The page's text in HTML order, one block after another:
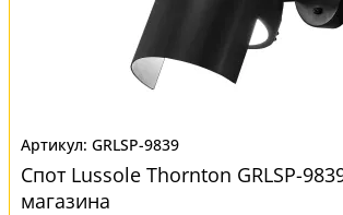
GRLSP-9839
Спот Lussole Thornton GRLSP-
магазина